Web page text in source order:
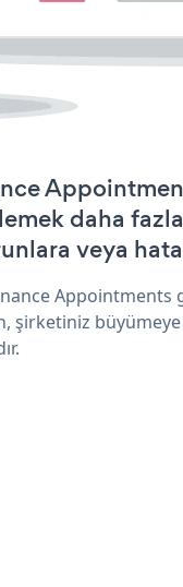
daha
veya
Appointments
şirketiniz